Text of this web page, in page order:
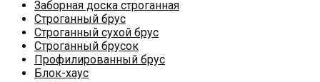
Заборная доска строганная
Строганный брус
Строганный сухой брус
Строганный брусок
Профилированный брус
Блок-хаус